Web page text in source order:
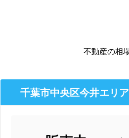
不動産の相
千葉市中央区今井エリ